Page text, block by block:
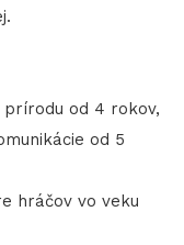
od 4 rokov,
od 5
hráčov vo veku